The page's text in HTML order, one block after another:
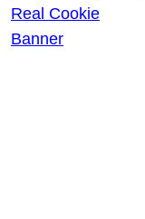
Real Cookie
Banner